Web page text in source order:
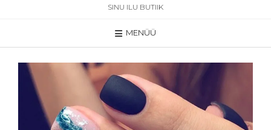
Nimue pigmenteerunud naha
starter-kit
69.00€
1380.00
SINU ILU BUTIIK
MENÜÜ